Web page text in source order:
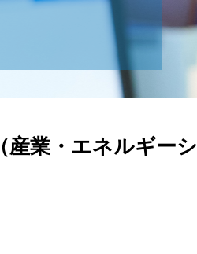
（産業・エネルギー